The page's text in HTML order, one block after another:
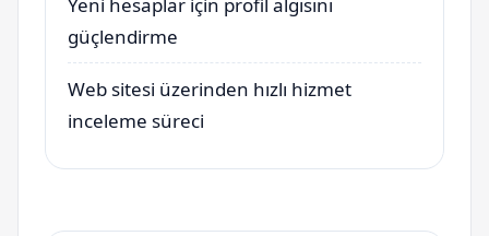
güçlendirme
Web sitesi üzerinden hızlı hizmet
inceleme süreci